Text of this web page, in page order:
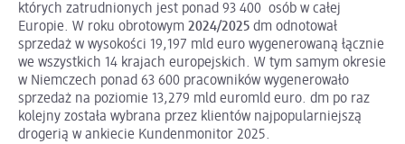
których zatrudnionych jest ponad 93 400 osób w całej
Europie. W roku obrotowym 2024/2025 dm odnotował
sprzedaż w wysokości 19,197 mld euro wygenerowaną łącznie
we wszystkich 14 krajach europejskich. W tym samym okresie
w Niemczech ponad 63 600 pracowników wygenerowało
sprzedaż na poziomie 13,279 mld euromld euro. dm po raz
kolejny została wybrana przez klientów najpopularniejszą
drogerią w ankiecie Kundenmonitor 2025.